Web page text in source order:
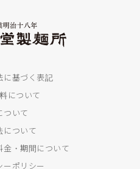
に基づく表記
について
ついて
について
金・期間について
ーポリシー